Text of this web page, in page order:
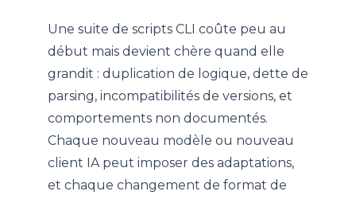
Une suite de scripts CLI coûte peu au
début mais devient chère quand elle
grandit : duplication de logique, dette de
parsing, incompatibilités de versions, et
comportements non documentés.
Chaque nouveau modèle ou nouveau
client IA peut imposer des adaptations,
et chaque changement de format de